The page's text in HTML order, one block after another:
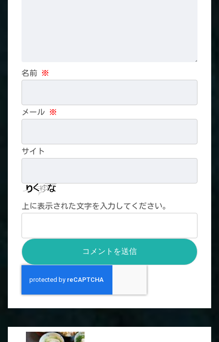
名前 ※
メール ※
サイト
上に表示された文字を入力してください。